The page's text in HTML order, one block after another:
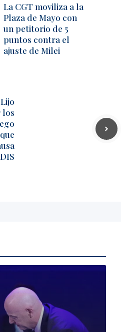
La CGT moviliza a la
Plaza de Mayo con
un petitorio de 5
puntos contra el
ajuste de Milei
los